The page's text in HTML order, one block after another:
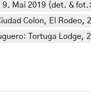
Mai 2019 (det. &
Colon, El
Tortuga